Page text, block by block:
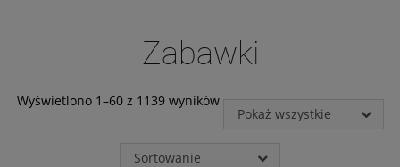
Zabawki
Wyświetlono 1–60 z 1139 wyników
Pokaż wszystkie
Sortowanie
osób fizycznych w związku z
przetwarzaniem danych
swobodnego przepływu
95/46/WE – czyli tzw. RODO.